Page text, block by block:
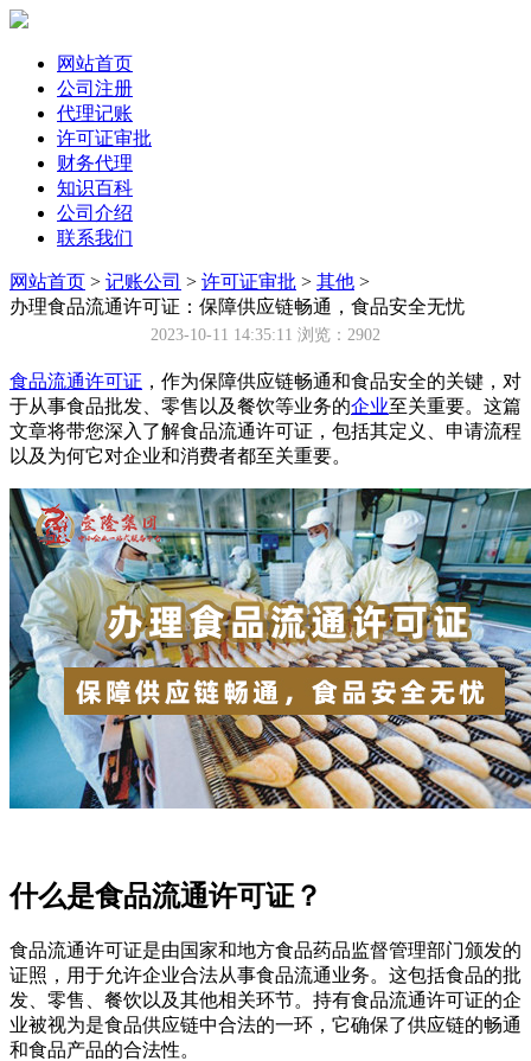
网站首页
公司注册
代理记账
许可证审批
财务代理
知识百科
公司介绍
联系我们
网站首页 > 记账公司 > 许可证审批 > 其他 >
办理食品流通许可证：保障供应链畅通，食品安全无忧
2023-10-11 14:35:11 浏览：2902
食品流通许可证 ，作为保障供应链畅通和食品安全的关键，对
于从事食品批发、零售以及餐饮等业务的企业至关重要。这篇
文章将带您深入了解食品流通许可证，包括其定义、申请流程
以及为何它对企业和消费者都至关重要。
什么是食品流通许可证？
食品流通许可证是由国家和地方食品药品监督管理部门颁发的
证照，用于允许企业合法从事食品流通业务。这包括食品的批
发、零售、餐饮以及其他相关环节。持有食品流通许可证的企
业被视为是食品供应链中合法的一环，它确保了供应链的畅通
和食品产品的合法性。